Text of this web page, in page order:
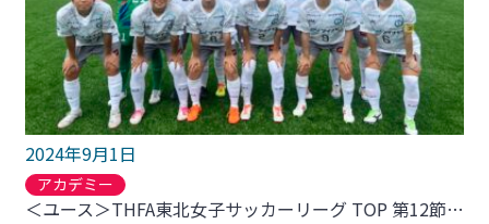
2024年9月1日
アカデミー
＜ユース＞THFA東北女子サッカーリーグ TOP 第12節 尚志高校戦 結果のお知らせ